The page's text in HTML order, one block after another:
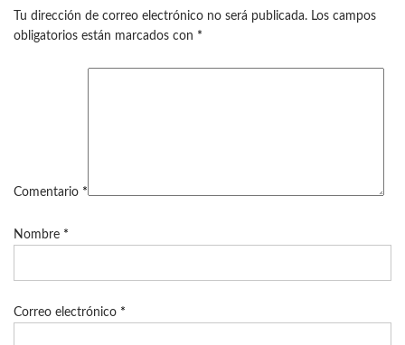
Tu dirección de correo electrónico no será publicada. Los campos
obligatorios están marcados con *
Comentario *
Nombre *
Correo electrónico *